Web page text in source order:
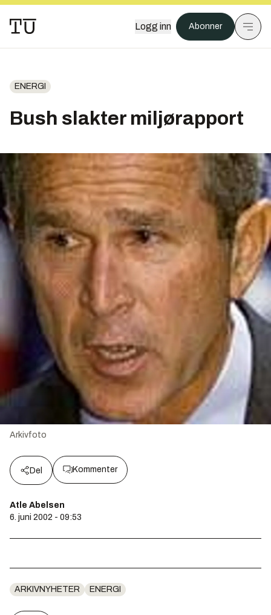
Logg inn Abonner
ENERGI
Bush slakter miljørapport
Arkivfoto
Del Kommenter
Atle Abelsen
6. juni 2002 - 09:53
ARKIVNYHETER ENERGI